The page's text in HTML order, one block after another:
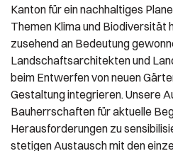
Kanton für ein nachhaltiges
Themen Klima und Biodiversität
zusehend an Bedeutung
Landschaftsarchitekten und
beim Entwerfen von neuen
Gestaltung integrieren. Unsere
Bauherrschaften für aktuelle
Herausforderungen zu
stetigen Austausch mit den